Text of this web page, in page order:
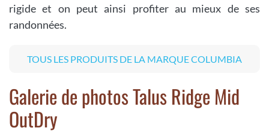
rigide et on peut ainsi profiter au mieux de ses
randonnées.
TOUS LES PRODUITS DE LA MARQUE COLUMBIA
Galerie de photos Talus Ridge Mid
OutDry